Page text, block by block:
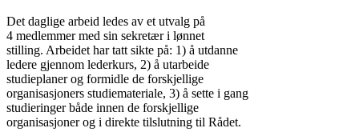
Det daglige arbeid ledes av et utvalg på
4 medlemmer med sin sekretær i lønnet
stilling. Arbeidet har tatt sikte på: 1) å utdanne
ledere gjennom lederkurs, 2) å utarbeide
studieplaner og formidle de forskjellige
organisasjoners studiemateriale, 3) å sette i gang
studieringer både innen de forskjellige
organisasjoner og i direkte tilslutning til Rådet.